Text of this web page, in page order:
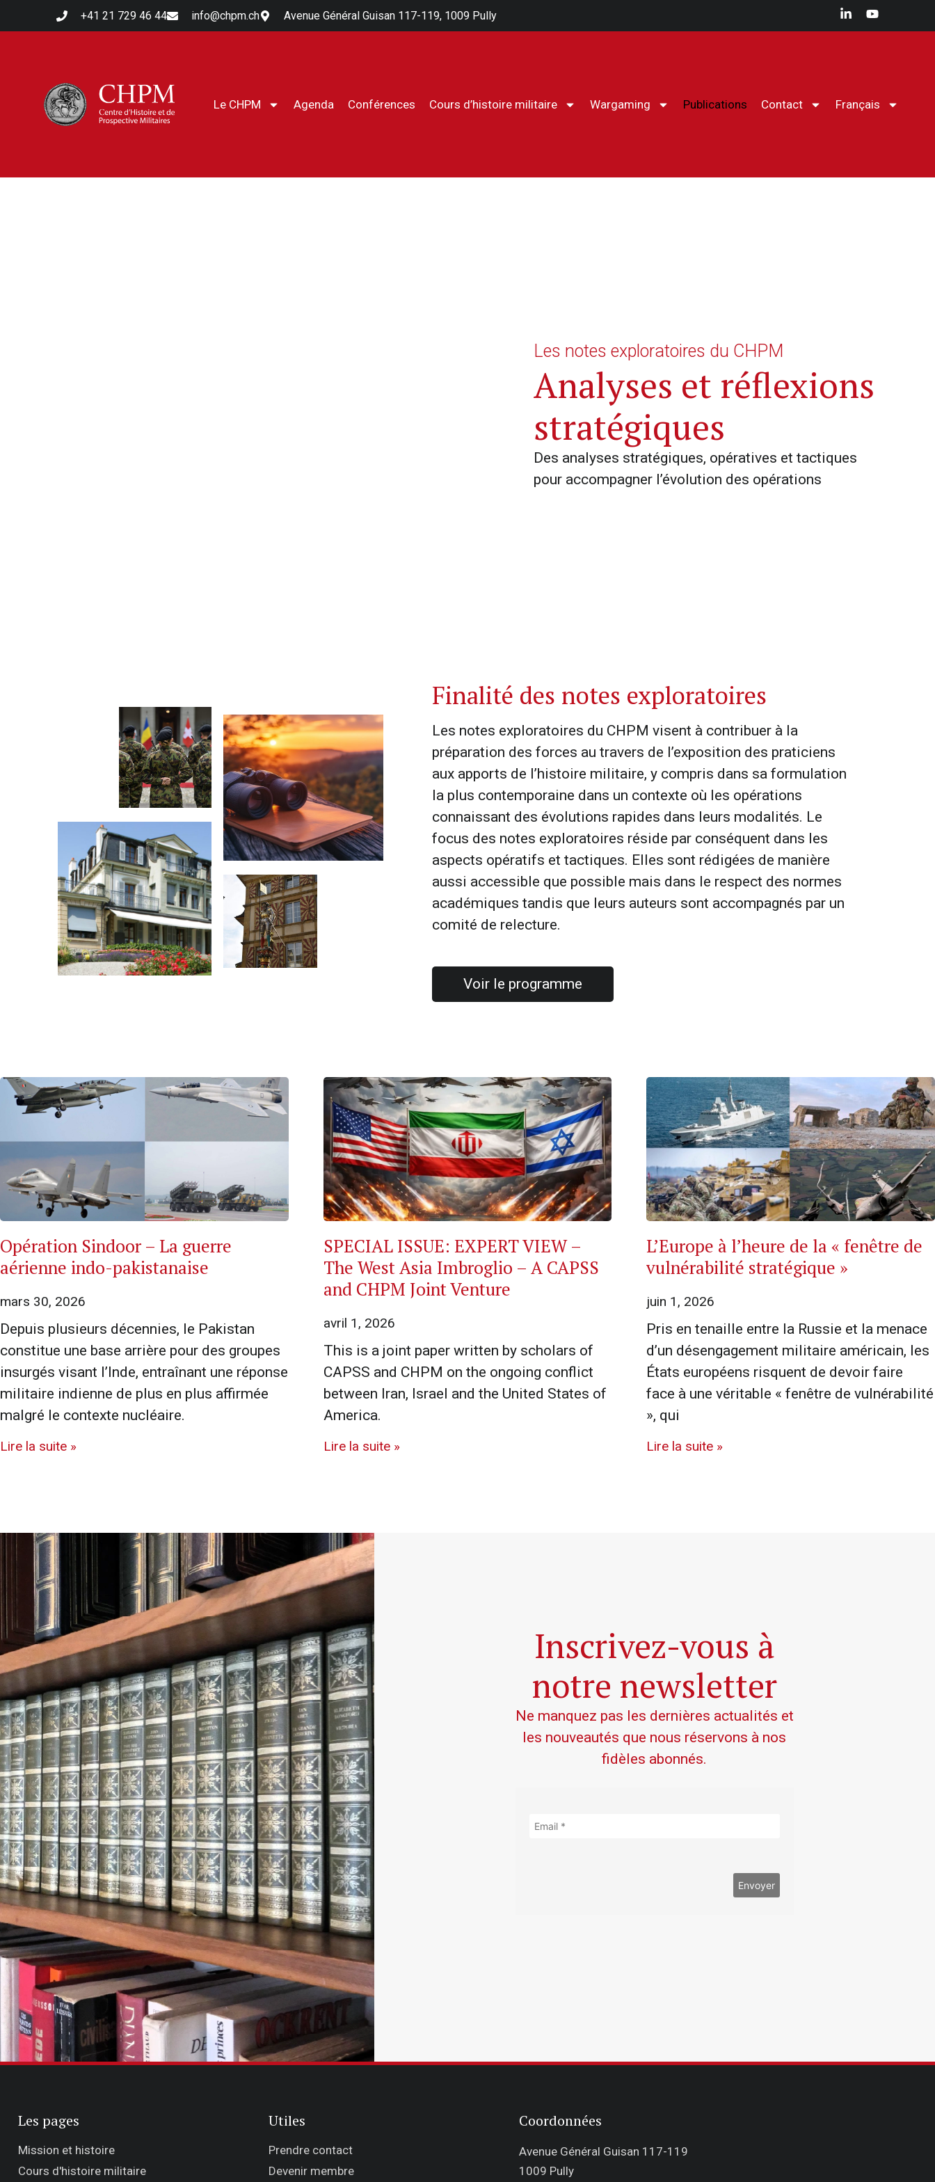
+41 21 729 46 44 info@chpm.ch Avenue Général Guisan 117-119, 1009 Pully
Le CHPM Agenda Conférences Cours d’histoire militaire Wargaming Publications Contact Français
Les notes exploratoires du CHPM
Analyses et réflexions
stratégiques
Des analyses stratégiques, opératives et tactiques
pour accompagner l’évolution des opérations
Finalité des notes exploratoires
Les notes exploratoires du CHPM visent à contribuer à la
préparation des forces au travers de l’exposition des praticiens
aux apports de l’histoire militaire, y compris dans sa formulation
la plus contemporaine dans un contexte où les opérations
connaissant des évolutions rapides dans leurs modalités. Le
focus des notes exploratoires réside par conséquent dans les
aspects opératifs et tactiques. Elles sont rédigées de manière
aussi accessible que possible mais dans le respect des normes
académiques tandis que leurs auteurs sont accompagnés par un
comité de relecture.
Voir le programme
Opération Sindoor – La guerre
aérienne indo-pakistanaise
mars 30, 2026
Depuis plusieurs décennies, le Pakistan
constitue une base arrière pour des groupes
insurgés visant l’Inde, entraînant une réponse
militaire indienne de plus en plus affirmée
malgré le contexte nucléaire.
Lire la suite »
SPECIAL ISSUE: EXPERT VIEW –
The West Asia Imbroglio – A CAPSS
and CHPM Joint Venture
avril 1, 2026
This is a joint paper written by scholars of
CAPSS and CHPM on the ongoing conflict
between Iran, Israel and the United States of
America.
Lire la suite »
L’Europe à l’heure de la « fenêtre de
vulnérabilité stratégique »
juin 1, 2026
Pris en tenaille entre la Russie et la menace
d’un désengagement militaire américain, les
États européens risquent de devoir faire
face à une véritable « fenêtre de vulnérabilité
», qui
Lire la suite »
Inscrivez-vous à
notre newsletter
Ne manquez pas les dernières actualités et
les nouveautés que nous réservons à nos
fidèles abonnés.
Les pages
Mission et histoire
Cours d'histoire militaire
Utiles
Prendre contact
Devenir membre
Coordonnées
Avenue Général Guisan 117-119
1009 Pully